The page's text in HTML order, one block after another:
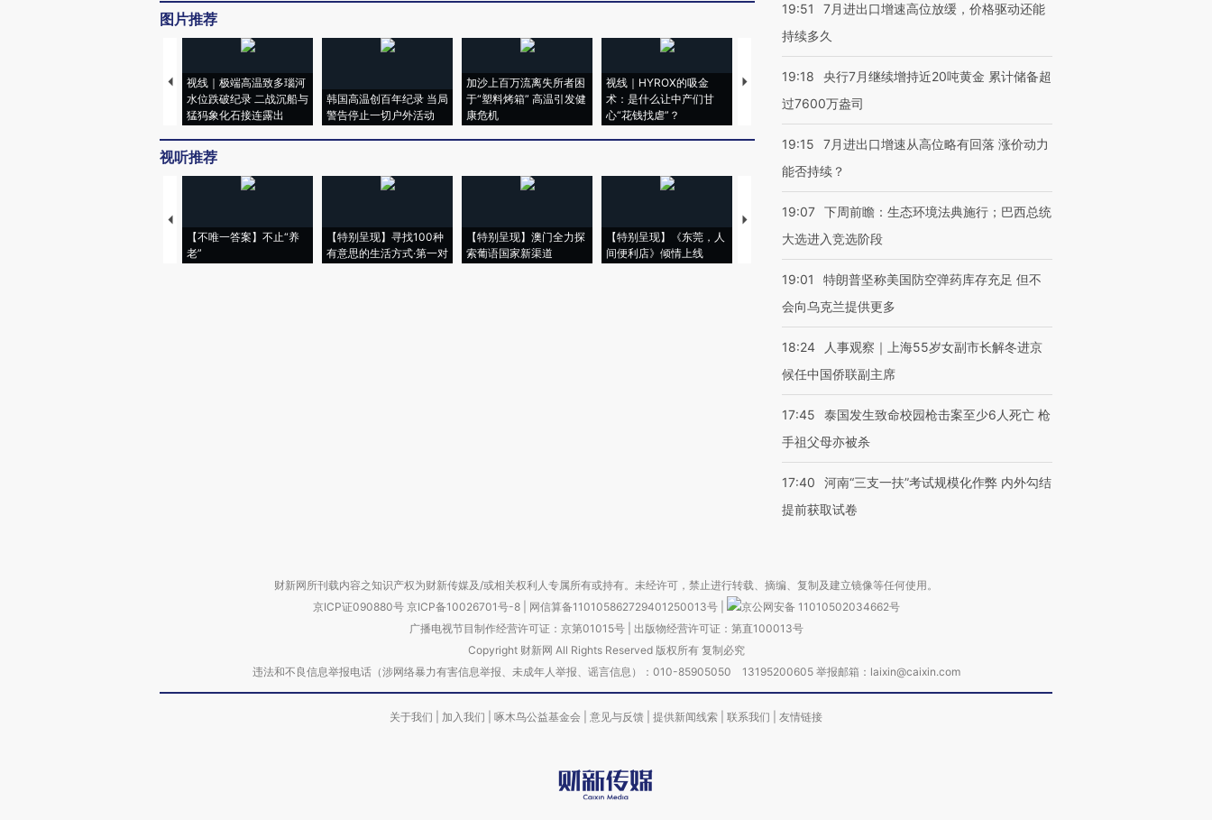
图片推荐
视线｜极端高温致多瑙河
水位跌破纪录 二战沉船与
猛犸象化石接连露出
韩国高温创百年纪录 当局
警告停止一切户外活动
加沙上百万流离失所者困
于“塑料烤箱” 高温引发健
康危机
视线｜HYROX的吸金
术：是什么让中产们甘
心“花钱找虐”？
马航飞行员跨国走私7万
粒摇头丸 尿检体内含3种
视线｜被称为“蟑螂”的印
视线｜“入侵”还是“人道危
视听推荐
【不唯一答案】不止“养
老”
【特别呈现】寻找100种
有意思的生活方式·第一对
【特别呈现】澳门全力探
索葡语国家新渠道
【特别呈现】《东莞，人
间便利店》倾情上线
【推广】走进第四届链博
会，让数智科技“链”接产
【商旅对话】华住集团
19:51
7月进出口增速高位放缓，价格驱动还能
持续多久
19:18
央行7月继续增持近20吨黄金 累计储备超
过7600万盎司
19:15
7月进出口增速从高位略有回落 涨价动力
能否持续？
19:07 下周前瞻：生态环境法典施行；巴西总统
大选进入竞选阶段
19:01
特朗普坚称美国防空弹药库存充足 但不
会向乌克兰提供更多
18:24
人事观察｜上海55岁女副市长解冬进京
候任中国侨联副主席
17:45
泰国发生致命校园枪击案至少6人死亡 枪
手祖父母亦被杀
17:40
河南“三支一扶”考试规模化作弊 内外勾结
提前获取试卷
财新网所刊载内容之知识产权为财新传媒及/或相关权利人专属所有或持有。未经许可，禁止进行转载、摘编、复制及建立镜像等任何使用。
京ICP证090880号 京ICP备10026701号-8 网信算备110105862729401250013号
京公网安备 11010502034662号
广播电视节目制作经营许可证：京第01015号| 出版物经营许可证：第直100013号
Copyright 财新网 All Rights Reserved 版权所有 复制必究
违法和不良信息举报电话（涉网络暴力有害信息举报、未成年人举报、谣言信息）：010-85905050 13195200605 举报邮箱：laixin@caixin.com
关于我们 加入我们 啄木鸟公益基金会 意见与反馈 提供新闻线索 联系我们 友情链接